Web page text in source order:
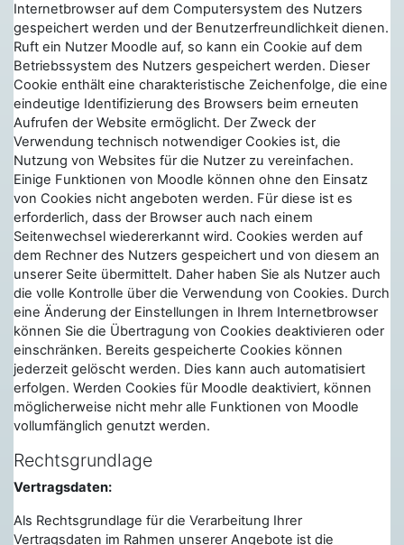
Internetbrowser auf dem Computersystem des Nutzers
gespeichert werden und der Benutzerfreundlichkeit dienen.
Ruft ein Nutzer Moodle auf, so kann ein Cookie auf dem
Betriebssystem des Nutzers gespeichert werden. Dieser
Cookie enthält eine charakteristische Zeichenfolge, die eine
eindeutige Identifizierung des Browsers beim erneuten
Aufrufen der Website ermöglicht. Der Zweck der
Verwendung technisch notwendiger Cookies ist, die
Nutzung von Websites für die Nutzer zu vereinfachen.
Einige Funktionen von Moodle können ohne den Einsatz
von Cookies nicht angeboten werden. Für diese ist es
erforderlich, dass der Browser auch nach einem
Seitenwechsel wiedererkannt wird. Cookies werden auf
dem Rechner des Nutzers gespeichert und von diesem an
unserer Seite übermittelt. Daher haben Sie als Nutzer auch
die volle Kontrolle über die Verwendung von Cookies. Durch
eine Änderung der Einstellungen in Ihrem Internetbrowser
können Sie die Übertragung von Cookies deaktivieren oder
einschränken. Bereits gespeicherte Cookies können
jederzeit gelöscht werden. Dies kann auch automatisiert
erfolgen. Werden Cookies für Moodle deaktiviert, können
möglicherweise nicht mehr alle Funktionen von Moodle
vollumfänglich genutzt werden.
Rechtsgrundlage
Vertragsdaten:
Als Rechtsgrundlage für die Verarbeitung Ihrer
Vertragsdaten im Rahmen unserer Angebote ist die